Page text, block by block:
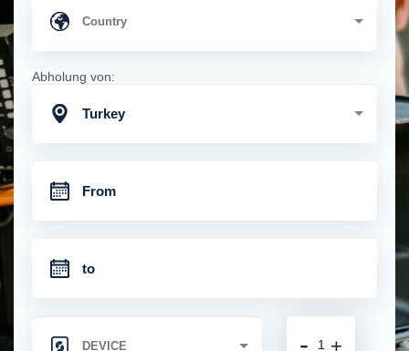
Abholung von:
Turkey
+
-